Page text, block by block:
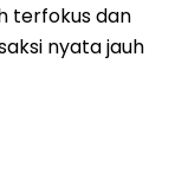
terfokus dan
nyata jauh